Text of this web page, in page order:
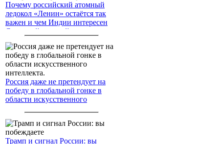
Почему российский атомный
ледокол «Ленин» остаётся так
важен и чем Индии интересен
Северный морской путь
Россия даже не претендует на
победу в глобальной гонке в
области искусственного
Трамп и сигнал России: вы